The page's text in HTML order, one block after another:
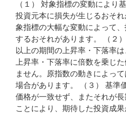
（１） 対象指標の変動により
投資元本に損失が生じるおそ
象指標の大幅な変動によって
するおそれがあります。 （２
以上の期間の上昇率・下落率
上昇率・下落率に倍数を乗じ
ません。原指数の動きによっ
場合があります。 （３） 基準
価格が一致せず、またそれが
ことにより、期待した投資成